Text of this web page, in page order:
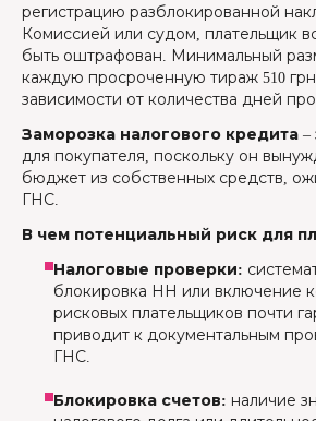
регистрацию разблокированной
Комиссией или судом, плательщик
быть оштрафован. Минимальный
каждую просроченную тираж 510
зависимости от количества дней
Заморозка налогового кредита –
для покупателя, поскольку он
бюджет из собственных средств,
ГНС.
В чем потенциальный риск для
Налоговые проверки:
блокировка НН или включение
рисковых плательщиков почти
приводит к документальным
ГНС.
Блокировка счетов: наличие